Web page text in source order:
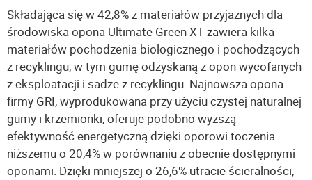
Składająca się w 42,8% z materiałów przyjaznych dla
środowiska opona Ultimate Green XT zawiera kilka
materiałów pochodzenia biologicznego i pochodzących
z recyklingu, w tym gumę odzyskaną z opon wycofanych
z eksploatacji i sadze z recyklingu. Najnowsza opona
firmy GRI, wyprodukowana przy użyciu czystej naturalnej
gumy i krzemionki, oferuje podobno wyższą
efektywność energetyczną dzięki oporowi toczenia
niższemu o 20,4% w porównaniu z obecnie dostępnymi
oponami. Dzięki mniejszej o 26,6% utracie ścieralności,